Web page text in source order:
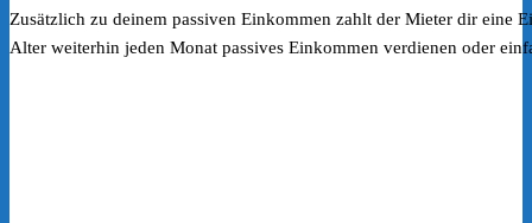
Zusätzlich zu deinem passiven Einkommen zahlt der Mieter dir eine
Alter weiterhin jeden Monat passives Einkommen verdienen oder